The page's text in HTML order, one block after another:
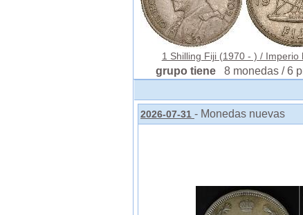
1 Shilling Fiji (1970 - ) / Imperio
grupo tiene8 monedas / 6
2026-07-31 - Monedas nuevas